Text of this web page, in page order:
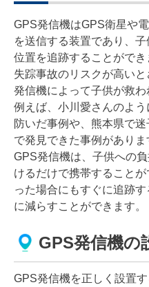
GPS発信機はGPS衛星や
を送信する装置であり、
位置を追跡することができ
失踪事故のリスクが高い
発信機によって子供が救わ
例えば、小川愛さんのよ
防いだ事例や、熊本県で
で発見できた事例がありま
GPS発信機は、子供への
けるだけで携帯すること
った場合にもすぐに追跡
に減らすことができます。
GPS発信機の
GPS発信機を正しく設置